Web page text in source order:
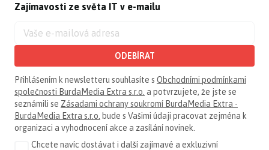
Zajímavosti ze světa IT v e-mailu
ODEBÍRAT
Přihlášením k newsletteru souhlasíte s Obchodními podmínkami
společnosti BurdaMedia Extra s.r.o. a potvrzujete, že jste se
seznámili se Zásadami ochrany soukromí BurdaMedia Extra -
BurdaMedia Extra s.r.o. bude s Vašimi údaji pracovat zejména k
organizaci a vyhodnocení akce a zasílání novinek.
Chcete navíc dostávat i další zajímavé a exkluzivní